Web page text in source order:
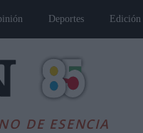
Deportes
DE ESENCIA